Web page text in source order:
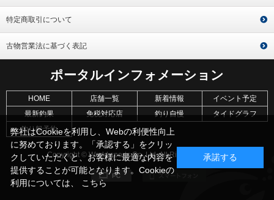
特定商取引について
古物営業法に基づく表記
ポータルインフォメーション
HOME 店舗一覧 新着情報
イベント予定
最新釣果
免税対応店 釣り自慢
タイドグラフ
釣り船予約
Copyright © World sports Co.,Ltd. All Rights Reserved.
弊社はCookieを利用し、Webの利便性向上
に努めております。「承認する」をクリッ
クしていただくと、お客様に最適な内容を
提供することが可能となります。Cookieの
利用については、 こちら
承諾する